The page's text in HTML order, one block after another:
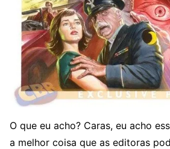
O que eu acho? Caras, eu acho
a melhor coisa que as editoras